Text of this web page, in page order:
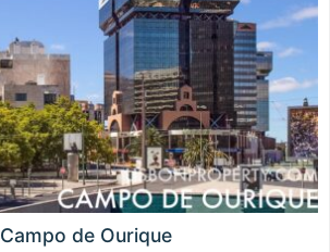
Campo de Ourique